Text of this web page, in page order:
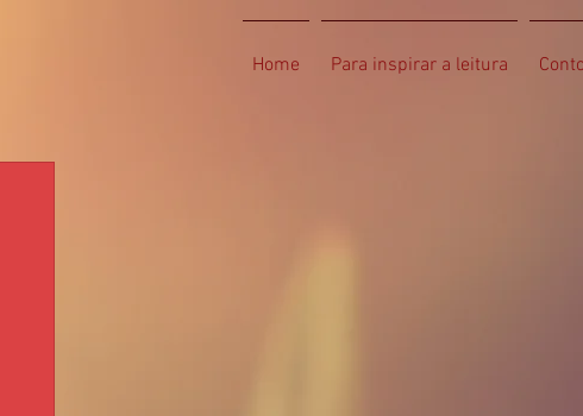
Home Para inspirar a leitura